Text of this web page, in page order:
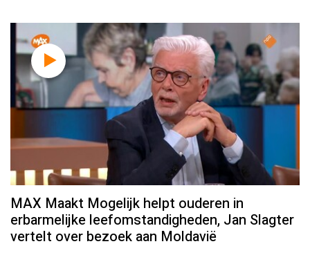
MAX Maakt Mogelijk helpt ouderen in
erbarmelijke leefomstandigheden, Jan Slagter
vertelt over bezoek aan Moldavië